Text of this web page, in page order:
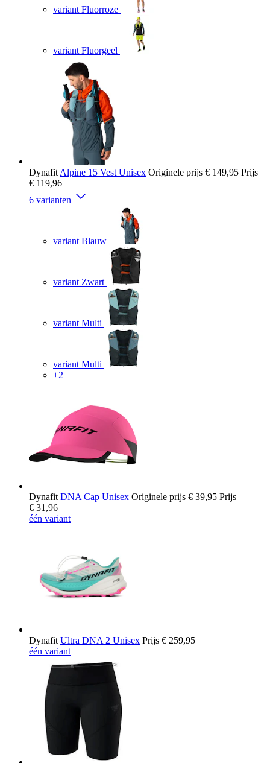
variant Fluorroze
variant Fluorgeel
Dynafit Alpine 15 Vest Unisex Originele prijs € 149,95 Prijs
€ 119,96
6 varianten
variant Blauw
variant Zwart
variant Multi
variant Multi
+2
Dynafit DNA Cap Unisex Originele prijs € 39,95 Prijs
€ 31,96
één variant
Dynafit Ultra DNA 2 Unisex Prijs € 259,95
één variant